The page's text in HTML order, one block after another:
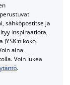
sähköpostitse ja
inspiraatiota,
koko
aina
Voin lukea
.